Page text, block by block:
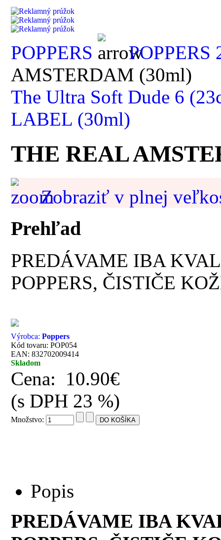
POPPERS
POPPERS
AMSTERDAM (30ml)
The Ultra Soft Dude 6
LABEL (30ml)
THE REAL
Zobraziť v plnej
Prehľad
PREDÁVAME IBA
POPPERS, ČISTIČE
Výrobca:Poppers
Kód tovaru: POP054
EAN: 832702009414
Skladom
Cena:
10.90€
(s DPH 23 %)
Množstvo:
Popis
PREDÁVAME IBA